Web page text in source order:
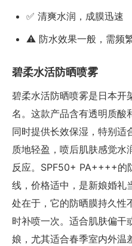
✅ 清爽水润，成膜迅速
⚠️ 防水效果一般，需频
碧柔水活防晒喷雾
碧柔水活防晒喷雾是日本开
名。这款产品含有透明质酸
同时提供长效保湿，特别适
质地轻盈，喷后肌肤感觉水
反应。SPF50+ PA++++的
线，价格适中，是新娘婚礼
处在于，它的防晒膜持久
时补喷一次。适合肌肤偏干
娘，尤其适合春季室内外温